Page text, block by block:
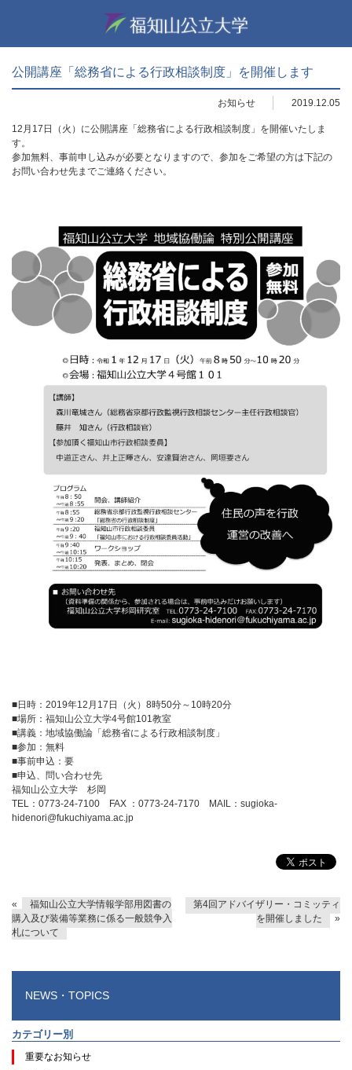
公開講座「総務省による行政相談制度」を開催します
お知らせ 2019.12.05
12月17日（火）に公開講座「総務省による行政相談制度」を開催いたしま
す。
参加無料、事前申し込みが必要となりますので、参加をご希望の方は下記の
お問い合わせ先までご連絡ください。
■日時：2019年12月17日（火）8時50分～10時20分
■場所：福知山公立大学4号館101教室
■講義：地域協働論「総務省による行政相談制度」
■参加：無料
■事前申込：要
■申込、問い合わせ先
福知山公立大学 杉岡
TEL：0773-24-7100 FAX ：0773-24-7170 MAIL：sugioka-
hidenori@fukuchiyama.ac.jp
«
福知山公立大学情報学部用図書の
購入及び装備等業務に係る一般競争入
札について
第4回アドバイザリー・コミッティ
を開催しました
»
NEWS・TOPICS
カテゴリー別
重要なお知らせ